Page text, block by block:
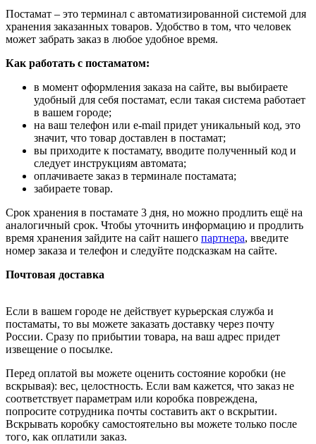
Постамат – это терминал с автоматизированной системой для
хранения заказанных товаров. Удобство в том, что человек
может забрать заказ в любое удобное время.
Как работать с постаматом:
в момент оформления заказа на сайте, вы выбираете
удобный для себя постамат, если такая система работает
в вашем городе;
на ваш телефон или e-mail придет уникальный код, это
значит, что товар доставлен в постамат;
вы приходите к постамату, вводите полученный код и
следует инструкциям автомата;
оплачиваете заказ в терминале постамата;
забираете товар.
Срок хранения в постамате 3 дня, но можно продлить ещё на
аналогичный срок. Чтобы уточнить информацию и продлить
время хранения зайдите на сайт нашего партнера, введите
номер заказа и телефон и следуйте подсказкам на сайте.
Почтовая доставка
Если в вашем городе не действует курьерская служба и
постаматы, то вы можете заказать доставку через почту
России. Сразу по прибытии товара, на ваш адрес придет
извещение о посылке.
Перед оплатой вы можете оценить состояние коробки (не
вскрывая): вес, целостность. Если вам кажется, что заказ не
соответствует параметрам или коробка повреждена,
попросите сотрудника почты составить акт о вскрытии.
Вскрывать коробку самостоятельно вы можете только после
того, как оплатили заказ.